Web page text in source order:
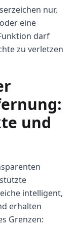
nur,
eine
darf
zu verletzen
und
intelligent,
erhalten
Grenzen: